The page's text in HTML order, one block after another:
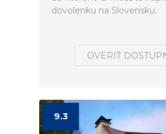
dovolenku na Slovensku.
OVERIŤ
9.3